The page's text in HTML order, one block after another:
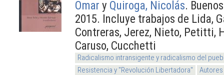
Omar y Quiroga, Nicolás.
2015. Incluye trabajos de Lida,
Contreras, Jerez, Nieto, Petitti,
Caruso, Cucchetti
Radicalismo intransigente y radicalismo del
Resistencia y "Revolución Libertadora"